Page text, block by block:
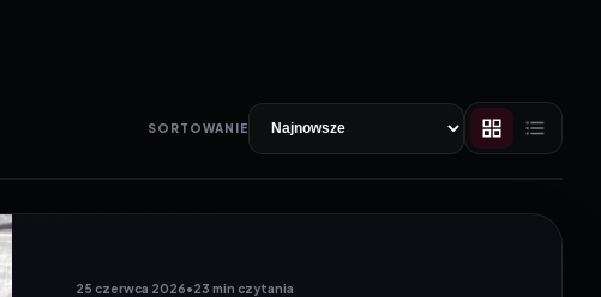
SORTOWANIE
25 czerwca 2026•23 min czytania